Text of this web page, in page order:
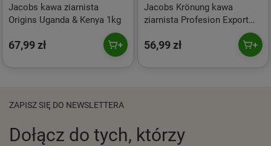
Jacobs kawa ziarnista
Origins Uganda & Kenya 1kg
67,99 zł
Jacobs Krönung kawa
ziarnista Profesion Export
56,99 zł
ZAPISZ SIĘ DO NEWSLETTERA
Dołącz do tych, którzy